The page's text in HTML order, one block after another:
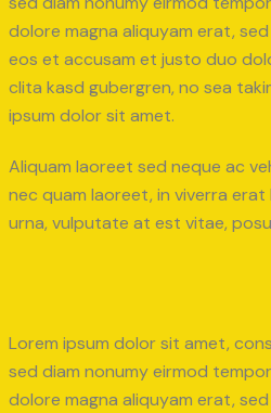
dolore magna aliquyam erat,
eos et accusam et justo duo
clita kasd gubergren, no sea
ipsum dolor sit amet.
Aliquam laoreet sed neque ac
nec quam laoreet, in viverra
urna, vulputate at est vitae,
Lorem ipsum dolor sit amet,
sed diam nonumy eirmod
dolore magna aliquyam erat,